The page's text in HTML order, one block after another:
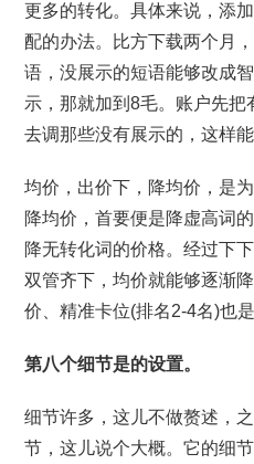
更多的转化。具体来说，添
配的办法。比方下载两个月
语，没展示的短语能够改成
示，那就加到8毛。账户先
去调那些没有展示的，这样
均价，出价下，降均价，是
降均价，首要便是降虚高词
降无转化词的价格。经过下
双管齐下，均价就能够逐渐
价、精准卡位(排名2-4名)也
第八个细节是的设置。
细节许多，这儿不做赘述，
节，这儿说个大概。它的细